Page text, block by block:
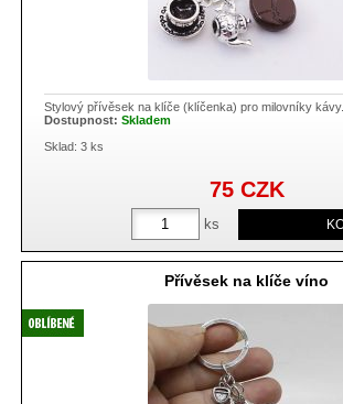
Stylový přívěsek na klíče (klíčenka) pro milovníky kávy.
Dostupnost:Skladem
Sklad: 3 ks
ks
75 CZK
Přívěsek na klíče víno